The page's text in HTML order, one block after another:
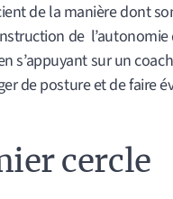
de la manière dont
de l’autonomie
s’appuyant sur un
de posture et de faire
cercle